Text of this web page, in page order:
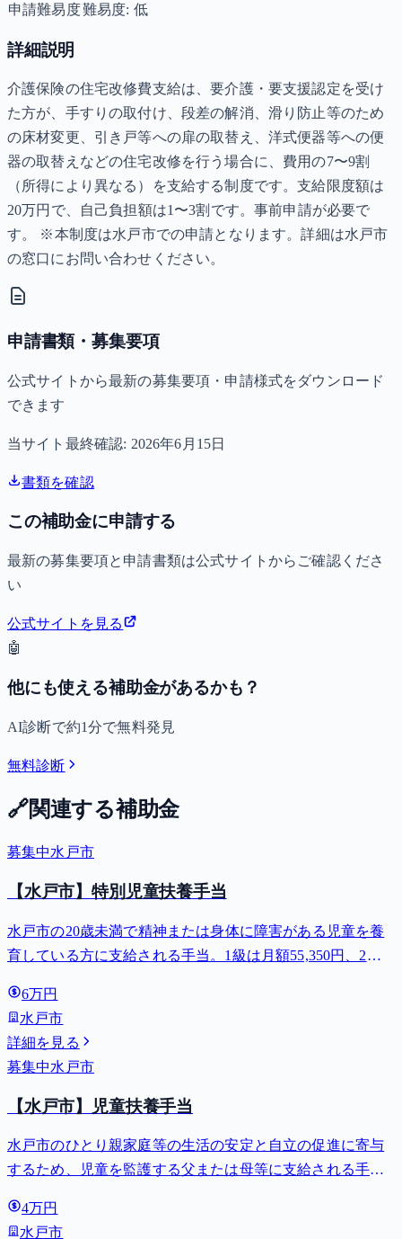
申請難易度難易度: 低
詳細説明
介護保険の住宅改修費支給は、要介護・要支援認定を受け
た方が、手すりの取付け、段差の解消、滑り防止等のため
の床材変更、引き戸等への扉の取替え、洋式便器等への便
器の取替えなどの住宅改修を行う場合に、費用の7〜9割
（所得により異なる）を支給する制度です。支給限度額は
20万円で、自己負担額は1〜3割です。事前申請が必要で
す。 ※本制度は水戸市での申請となります。詳細は水戸市
の窓口にお問い合わせください。
申請書類・募集要項
公式サイトから最新の募集要項・申請様式をダウンロード
できます
当サイト最終確認: 2026年6月15日
書類を確認
この補助金に申請する
最新の募集要項と申請書類は公式サイトからご確認くださ
い
公式サイトを見る
🤖
他にも使える補助金があるかも？
AI診断で約1分で無料発見
無料診断
🔗関連する補助金
募集中水戸市
【水戸市】特別児童扶養手当
水戸市の20歳未満で精神または身体に障害がある児童を養
育している方に支給される手当。1級は月額55,350円、2級
6万円
水戸市
詳細を見る
募集中水戸市
【水戸市】児童扶養手当
水戸市のひとり親家庭等の生活の安定と自立の促進に寄与
するため、児童を監護する父または母等に支給される手
4万円
水戸市